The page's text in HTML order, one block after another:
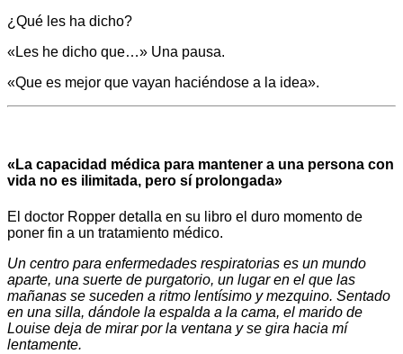
¿Qué les ha dicho?
«Les he dicho que…» Una pausa.
«Que es mejor que vayan haciéndose a la idea».
«La capacidad médica para mantener a una persona con
vida no es ilimitada, pero sí prolongada»
El doctor Ropper detalla en su libro el duro momento de
poner fin a un tratamiento médico.
Un centro para enfermedades respiratorias es un mundo
aparte, una suerte de purgatorio, un lugar en el que las
mañanas se suceden a ritmo lentísimo y mezquino. Sentado
en una silla, dándole la espalda a la cama, el marido de
Louise deja de mirar por la ventana y se gira hacia mí
lentamente.